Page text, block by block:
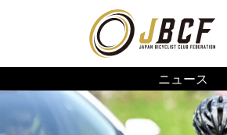
ニュース